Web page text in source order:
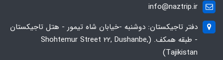
info@naztrip.ir
دفتر تاجیکستان: دوشنبه -خیابان شاه تیمور - هتل تاجیکستان
- طبقه همکف. (Shohtemur Street 22, Dushanbe,
Tajikistan)